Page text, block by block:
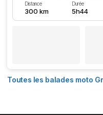
Distance
300 km
Durée
5h44
Toutes les balades moto